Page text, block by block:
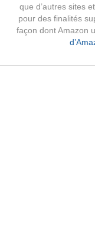
que d’autres sites
pour des finalités
façon dont Amazon